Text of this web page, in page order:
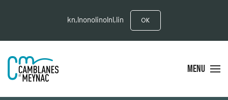
kn,lnonolinolnl,lin OK
MENU